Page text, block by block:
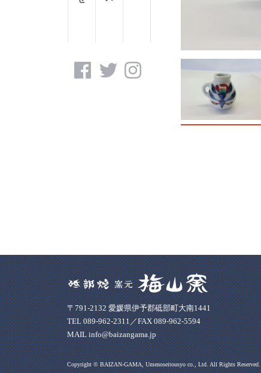
〒791-2132 愛媛県伊予郡砥部町大南1441
TEL 089-962-2311／FAX 089-962-5594
MAIL info@baizangama.jp
Copyright © BAIZAN-GAMA, Umenoseitousyo co., Ltd. All Rights Reserved.